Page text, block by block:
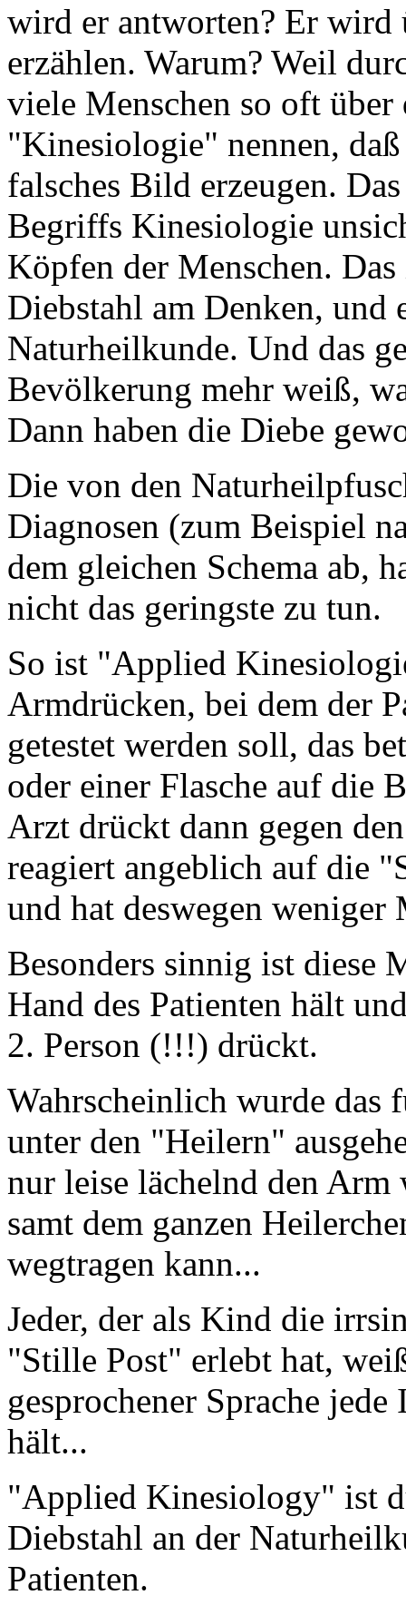
wird er antworten? Er wird
erzählen. Warum? Weil
viele Menschen so oft über
"Kinesiologie" nennen,
falsches Bild erzeugen.
Begriffs Kinesiologie
Köpfen der Menschen.
Diebstahl am Denken, und
Naturheilkunde. Und das
Bevölkerung mehr weiß,
Dann haben die Diebe
Die von den
Diagnosen (zum Beispiel
dem gleichen Schema ab,
nicht das geringste zu tun.
So ist "Applied
Armdrücken, bei dem der
getestet werden soll, das
oder einer Flasche auf die
Arzt drückt dann gegen
reagiert angeblich auf die
und hat deswegen
Besonders sinnig ist diese
Hand des Patienten hält
2. Person (!!!) drückt.
Wahrscheinlich wurde das
unter den "Heilern"
nur leise lächelnd den Arm
samt dem ganzen
wegtragen kann...
Jeder, der als Kind die
"Stille Post" erlebt hat,
gesprochener Sprache
hält...
"Applied Kinesiology" ist
Diebstahl an der
Patienten.